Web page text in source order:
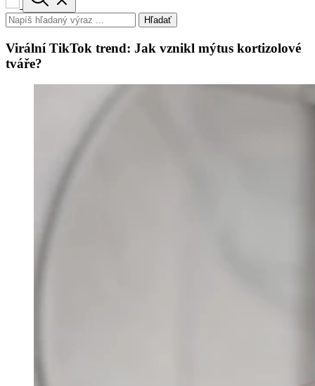
Hľadať
Virální TikTok trend: Jak vznikl mýtus kortizolové
tváře?